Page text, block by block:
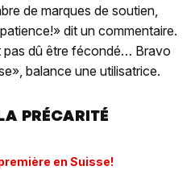
de marques de soutien,
dit un commentaire.
pas dû être fécondé… Bravo
balance une utilisatrice.
PRÉCARITÉ
en Suisse!